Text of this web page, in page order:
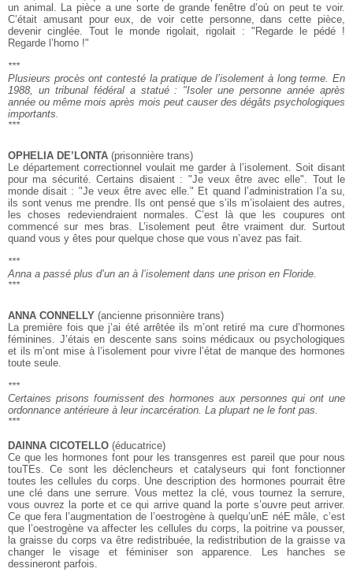
un animal. La pièce a une sorte de grande fenêtre d’où on peut te voir.
C’était amusant pour eux, de voir cette personne, dans cette pièce,
devenir cinglée. Tout le monde rigolait, rigolait : "Regarde le pédé !
Regarde l’homo !"
***
Plusieurs procès ont contesté la pratique de l’isolement à long terme. En
1988, un tribunal fédéral a statué : "Isoler une personne année après
année ou même mois après mois peut causer des dégâts psychologiques
importants.
***
OPHELIA DE’LONTA (prisonnière trans)
Le département correctionnel voulait me garder à l’isolement. Soit disant
pour ma sécurité. Certains disaient : "Je veux être avec elle". Tout le
monde disait : "Je veux être avec elle." Et quand l’administration l’a su,
ils sont venus me prendre. Ils ont pensé que s’ils m’isolaient des autres,
les choses redeviendraient normales. C’est là que les coupures ont
commencé sur mes bras. L’isolement peut être vraiment dur. Surtout
quand vous y êtes pour quelque chose que vous n’avez pas fait.
***
Anna a passé plus d’un an à l’isolement dans une prison en Floride.
***
ANNA CONNELLY (ancienne prisonnière trans)
La première fois que j’ai été arrêtée ils m’ont retiré ma cure d’hormones
féminines. J’étais en descente sans soins médicaux ou psychologiques
et ils m’ont mise à l’isolement pour vivre l’état de manque des hormones
toute seule.
***
Certaines prisons fournissent des hormones aux personnes qui ont une
ordonnance antérieure à leur incarcération. La plupart ne le font pas.
***
DAINNA CICOTELLO (éducatrice)
Ce que les hormones font pour les transgenres est pareil que pour nous
touTEs. Ce sont les déclencheurs et catalyseurs qui font fonctionner
toutes les cellules du corps. Une description des hormones pourrait être
une clé dans une serrure. Vous mettez la clé, vous tournez la serrure,
vous ouvrez la porte et ce qui arrive quand la porte s’ouvre peut arriver.
Ce que fera l’augmentation de l’oestrogène à quelqu’unE néE mâle, c’est
que l’oestrogène va affecter les cellules du corps, la poitrine va pousser,
la graisse du corps va être redistribuée, la redistribution de la graisse va
changer le visage et féminiser son apparence. Les hanches se
dessineront parfois.